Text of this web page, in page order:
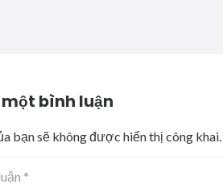
một bình luận
bạn sẽ không được hiển thị công khai.